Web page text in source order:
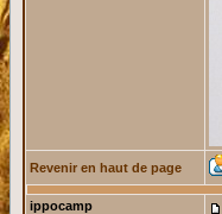
Revenir en haut de page
ippocamp